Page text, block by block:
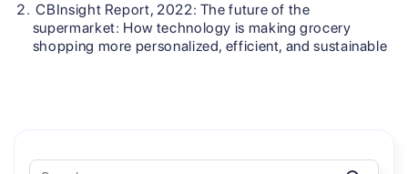
CBInsight Report, 2022: The future of the
supermarket: How technology is making grocery
shopping more personalized, efficient, and sustainable